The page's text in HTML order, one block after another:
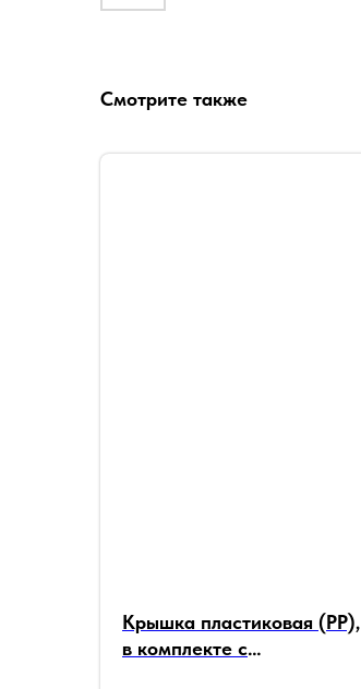
Смотрите также
Крышка пластиковая (РР),
в комплекте с